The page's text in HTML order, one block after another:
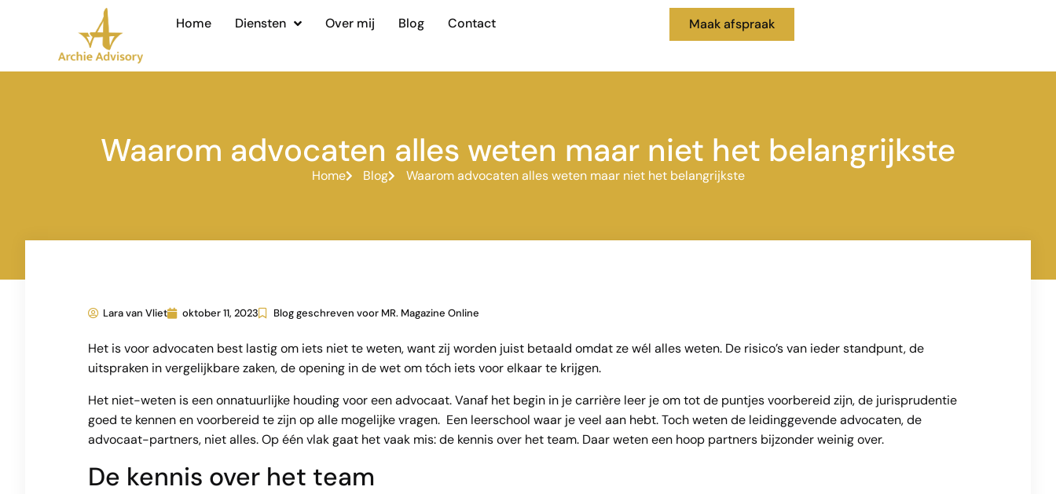
Home Diensten Over mij Blog Contact Maak afspraak
Waarom advocaten alles weten maar niet het belangrijkste
Home Blog Waarom advocaten alles weten maar niet het belangrijkste
Lara van Vliet oktober 11, 2023 Blog geschreven voor MR. Magazine Online
Het is voor advocaten best lastig om iets niet te weten, want zij worden juist betaald omdat ze wél alles weten. De risico’s van ieder standpunt, de
uitspraken in vergelijkbare zaken, de opening in de wet om tóch iets voor elkaar te krijgen.
Het niet-weten is een onnatuurlijke houding voor een advocaat. Vanaf het begin in je carrière leer je om tot de puntjes voorbereid zijn, de jurisprudentie
goed te kennen en voorbereid te zijn op alle mogelijke vragen. Een leerschool waar je veel aan hebt. Toch weten de leidinggevende advocaten, de
advocaat-partners, niet alles. Op één vlak gaat het vaak mis: de kennis over het team. Daar weten een hoop partners bijzonder weinig over.
De kennis over het team